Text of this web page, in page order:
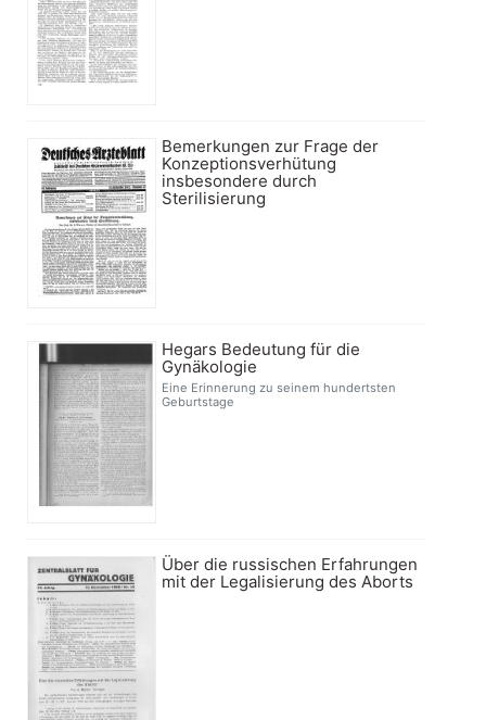
Bemerkungen zur Frage der
Konzeptionsverhütung
insbesondere durch
Sterilisierung
Hegars Bedeutung für die
Gynäkologie
Eine Erinnerung zu seinem hundertsten
Geburtstage
Über die russischen Erfahrungen
mit der Legalisierung des Aborts